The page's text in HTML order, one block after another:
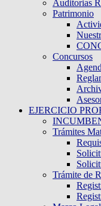
Auditorias
Patrimonio
Concursos
EJERCICIO
Trámites
Trámite de